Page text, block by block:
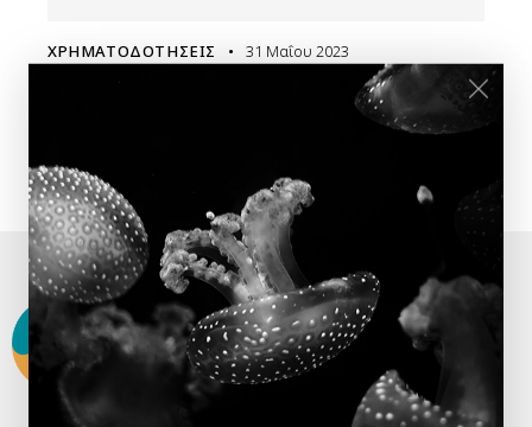
ΧΡΗΜΑΤΟΔΟΤΉΣΕΙΣ 31 Μαΐου 2023
Digital Europe Programme – Capacity
building of Security Operation